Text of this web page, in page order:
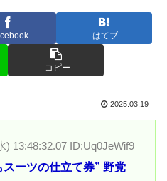
はてブ
コピー
2025.03.19
) 13:48:32.07 ID:Uq0JeWif9
ーツの仕立て券” 野党